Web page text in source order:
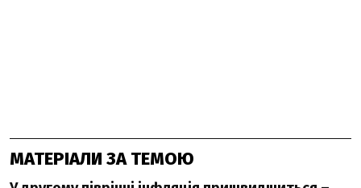
МАТЕРІАЛИ ЗА ТЕМОЮ